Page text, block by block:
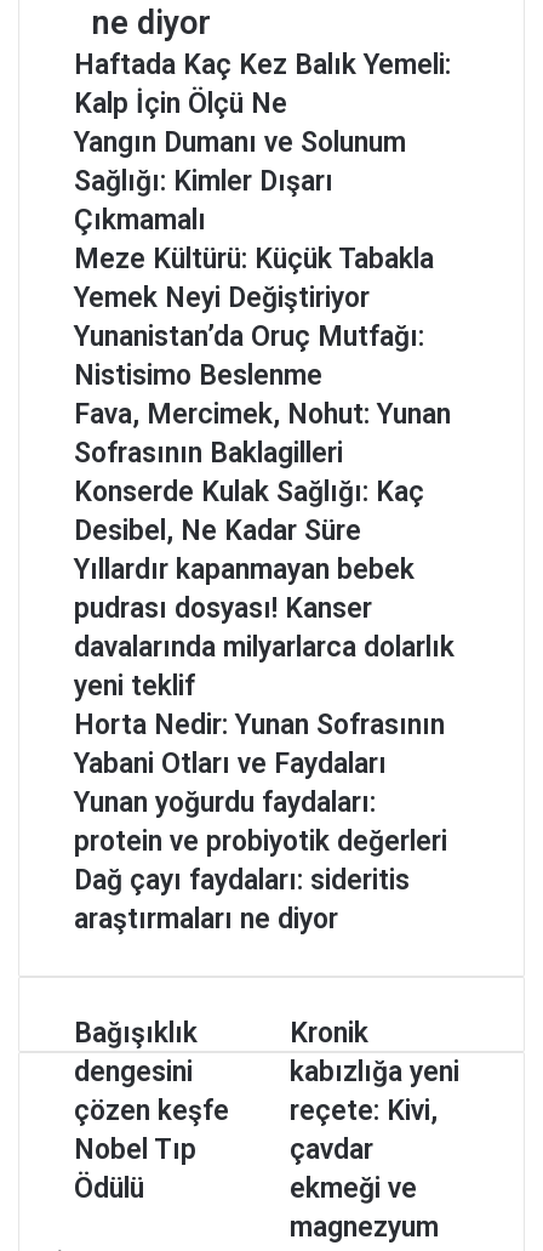
ne diyor
Haftada Kaç Kez Balık Yemeli:
Kalp İçin Ölçü Ne
Yangın Dumanı ve Solunum
Sağlığı: Kimler Dışarı
Çıkmamalı
Meze Kültürü: Küçük Tabakla
Yemek Neyi Değiştiriyor
Yunanistan’da Oruç Mutfağı:
Nistisimo Beslenme
Fava, Mercimek, Nohut: Yunan
Sofrasının Baklagilleri
Konserde Kulak Sağlığı: Kaç
Desibel, Ne Kadar Süre
Yıllardır kapanmayan bebek
pudrası dosyası! Kanser
davalarında milyarlarca dolarlık
yeni teklif
Horta Nedir: Yunan Sofrasının
Yabani Otları ve Faydaları
Yunan yoğurdu faydaları:
protein ve probiyotik değerleri
Dağ çayı faydaları: sideritis
araştırmaları ne diyor
B
a
ğ
ı
ş
k
Bağışıklık
dengesini
çözen keşfe
Nobel Tıp
Ödülü
K
r
o
n
k
k
b
Kronik
kabızlığa yeni
reçete: Kivi,
çavdar
ekmeği ve
magnezyum